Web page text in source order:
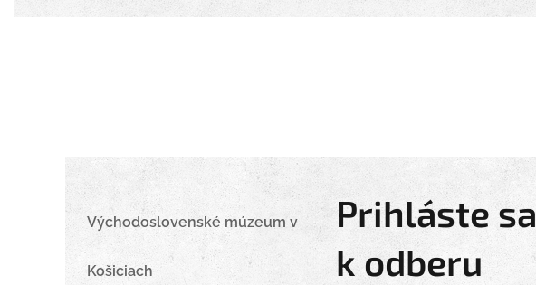
Východoslovenské múzeum v
Košiciach
Prihláste sa
k odberu